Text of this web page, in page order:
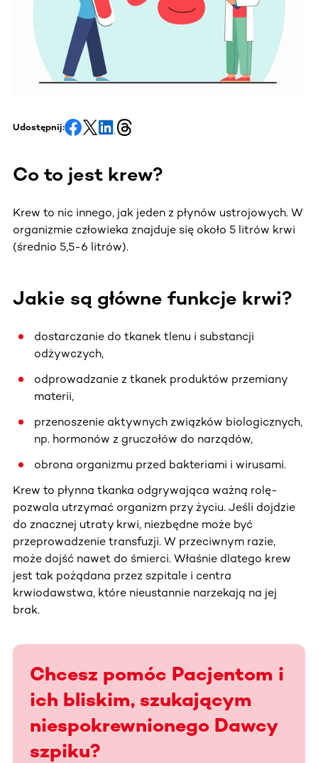
Udostępnij:
Co to jest krew?
Krew to nic innego, jak jeden z płynów ustrojowych. W
organizmie człowieka znajduje się około 5 litrów krwi
(średnio 5,5-6 litrów).
Jakie są główne funkcje krwi?
dostarczanie do tkanek tlenu i substancji
odżywczych,
odprowadzanie z tkanek produktów przemiany
materii,
przenoszenie aktywnych związków biologicznych,
np. hormonów z gruczołów do narządów,
obrona organizmu przed bakteriami i wirusami.
Krew to płynna tkanka odgrywająca ważną rolę-
pozwala utrzymać organizm przy życiu. Jeśli dojdzie
do znacznej utraty krwi, niezbędne może być
przeprowadzenie transfuzji. W przeciwnym razie,
może dojść nawet do śmierci. Właśnie dlatego krew
jest tak pożądana przez szpitale i centra
krwiodawstwa, które nieustannie narzekają na jej
brak.
Chcesz pomóc Pacjentom i
ich bliskim, szukającym
niespokrewnionego Dawcy
szpiku?